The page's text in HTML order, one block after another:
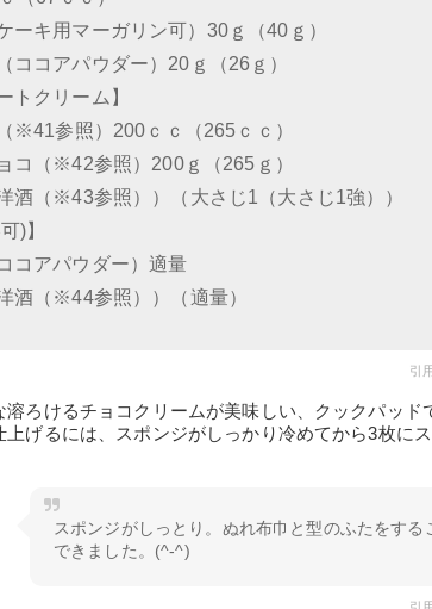
ーキ用マーガリン可）30ｇ（40ｇ）
ココアパウダー）20ｇ（26ｇ）
トクリーム】
※41参照）200ｃｃ（265ｃｃ）
コ（※42参照）200ｇ（265ｇ）
酒（※43参照））（大さじ1（大さじ1強））
)】
コアパウダー）適量
酒（※44参照））（適量）
引
溶ろけるチョコクリームが美味しい、クックパッド
上げるには、スポンジがしっかり冷めてから3枚に
スポンジがしっとり。ぬれ布巾と型のふたをする
できました。(^-^)